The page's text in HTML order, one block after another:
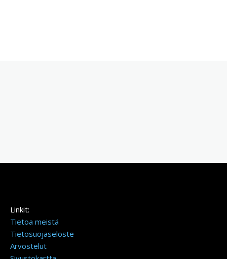
Linkit:
Tietoa meistä
Tietosuojaseloste
Arvostelut